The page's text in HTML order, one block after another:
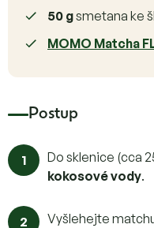
50 gsmetana ke
MOMO Matcha
Postup
Do sklenice (cca
kokosové vody.
Vyšlehejte